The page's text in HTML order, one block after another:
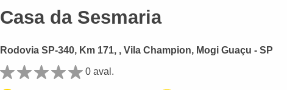
Casa da Sesmaria
Rodovia SP-340, Km 171, , Vila Champion, Mogi Guaçu - SP
0 aval.